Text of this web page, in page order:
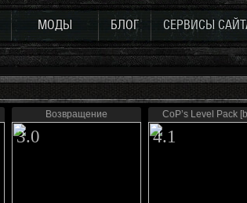
МОДЫ БЛОГ СЕРВИСЫ
Возвращение
3.0
CoP’s Level Pack
4.1